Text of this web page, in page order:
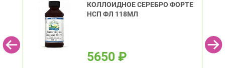
КОЛЛОИДНОЕ СЕРЕБРО ФОРТЕ
НСП ФЛ 118МЛ
5650 ₽